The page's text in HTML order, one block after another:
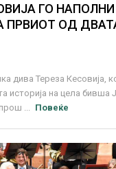
ГО
ПРВИОТ ОД
дива Тереза Кесовија,
историја на цела бивша
...
Повеќе